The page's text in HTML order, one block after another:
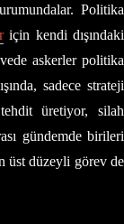
Politika
için kendi dışındaki
askerler politika
sadece strateji
üretiyor, silah
gündemde birileri
üst düzeyli görev de